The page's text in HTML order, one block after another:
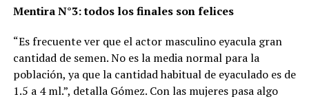
Mentira N°3: todos los finales son felices
“Es frecuente ver que el actor masculino eyacula gran
cantidad de semen. No es la media normal para la
población, ya que la cantidad habitual de eyaculado es de
1.5 a 4 ml.”, detalla Gómez. Con las mujeres pasa algo